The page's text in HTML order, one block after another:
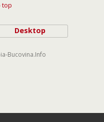
top
Desktop
Bucovina.Info